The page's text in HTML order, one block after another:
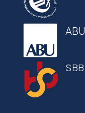
ABU
SBB